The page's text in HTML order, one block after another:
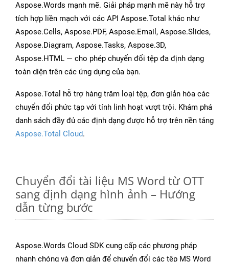
Aspose.Words mạnh mẽ. Giải pháp mạnh mẽ này hỗ trợ
tích hợp liền mạch với các API Aspose.Total khác như
Aspose.Cells, Aspose.PDF, Aspose.Email, Aspose.Slides,
Aspose.Diagram, Aspose.Tasks, Aspose.3D,
Aspose.HTML — cho phép chuyển đổi tệp đa định dạng
toàn diện trên các ứng dụng của bạn.
Aspose.Total hỗ trợ hàng trăm loại tệp, đơn giản hóa các
chuyển đổi phức tạp với tính linh hoạt vượt trội. Khám phá
danh sách đầy đủ các định dạng được hỗ trợ trên nền tảng
Aspose.Total Cloud.
Chuyển đổi tài liệu MS Word từ OTT
sang định dạng hình ảnh – Hướng
dẫn từng bước
Aspose.Words Cloud SDK cung cấp các phương pháp
nhanh chóng và đơn giản để chuyển đổi các tệp MS Word